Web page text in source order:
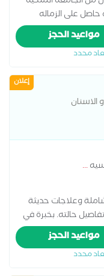
حاصل على الزماله
بلندن زميل كليه
مواعيد الحجز
محدد
إعلان
...
وعلاجات حديثة
حالته. بخبرة في
الجذور وتنظيف
تجربة علاج مريحة
صحة الفم وتعزيز
مواعيد الحجز
محدد